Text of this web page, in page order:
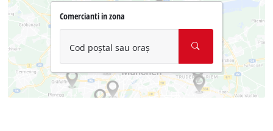
Comercianti in zona
Cod poștal sau oraș